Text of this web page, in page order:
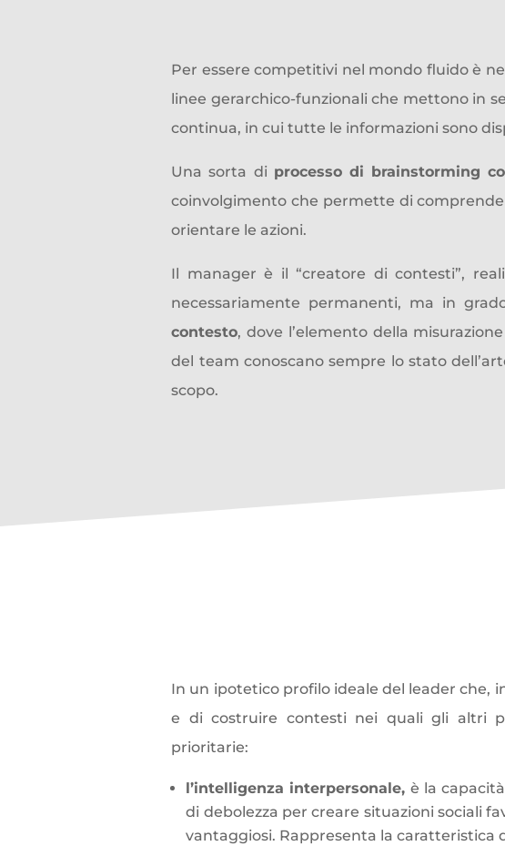
Per essere competitivi nel mondo fluido è
linee gerarchico-funzionali che mettono in
continua, in cui tutte le informazioni sono
Una sorta di processo di brainstorming
coinvolgimento che permette di
orientare le azioni.
Il manager è il “creatore di contesti”,
necessariamente permanenti, ma in
contesto, dove l’elemento della
del team conoscano sempre lo stato
scopo.
In un ipotetico profilo ideale del leader che,
e di costruire contesti nei quali gli altri
prioritarie:
l’intelligenza interpersonale,è la
di debolezza per creare situazioni sociali
vantaggiosi. Rappresenta la caratteristica